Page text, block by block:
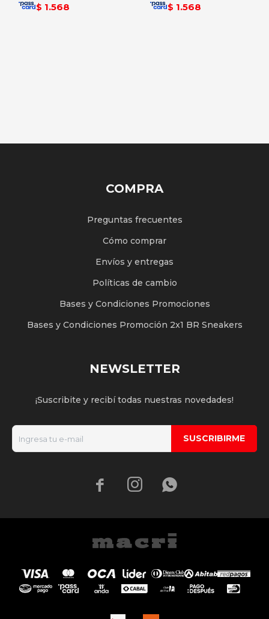
$ 1.568 $ 1.568
COMPRA
Preguntas frecuentes
Cómo comprar
Envíos y entregas
Políticas de cambio
Bases y Condiciones Promociones
Bases y Condiciones Promoción 2x1 BR Sneakers
NEWSLETTER
¡Suscribite y recibí todas nuestras novedades!
SUSCRIBIRME
  